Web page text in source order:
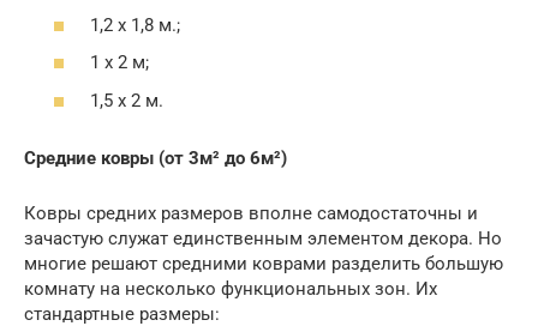
1,2 x 1,8 м.;
1 x 2 м;
1,5 x 2 м.
Средние ковры (от 3м² до 6м²)
Ковры средних размеров вполне самодостаточны и
зачастую служат единственным элементом декора. Но
многие решают средними коврами разделить большую
комнату на несколько функциональных зон. Их
стандартные размеры: